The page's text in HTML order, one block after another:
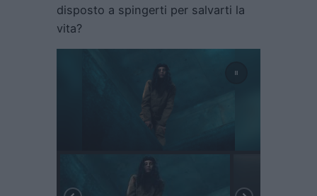
disposto a spingerti per salvarti la
vita?